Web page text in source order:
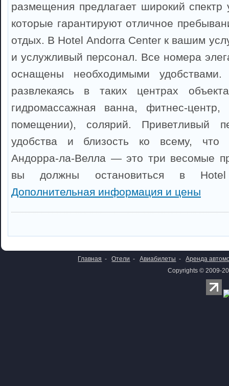
размещения предлагает широкий спектр
которые гарантируют отличное
отдых. В Hotel Andorra Center к вашим
и услужливый персонал. Все номера
оснащены необходимыми
развлекаясь в таких центрах
гидромассажная ванна, фитнес-
помещении), солярий. Приветливый
удобства и близость ко всему, что
Андорра-ла-Велла — это три весомые
вы должны остановиться в
Дополнительная информация и цены
Главная - Отели - Авиабилеты -
Аренда
Copyrights © 2009-